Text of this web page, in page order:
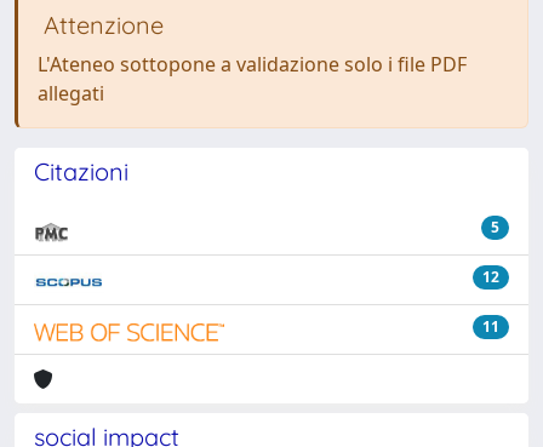
Attenzione
L'Ateneo sottopone a validazione solo i file PDF
allegati
Citazioni
5
12
11
social impact